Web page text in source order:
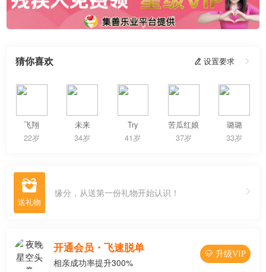
猜你喜欢  设置要求 
飞翔
22岁
未来
34岁
Try
41岁
苦瓜红娘
37岁
璐璐
33岁
 缘分，从送第一份礼物开始认识！
开通会员・飞速脱单
相亲成功率提升300%
 升级VIP